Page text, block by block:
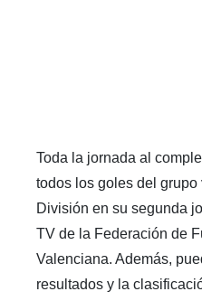
Toda la jornada al
todos los goles del grupo
División en su segunda
TV de la Federación de
Valenciana. Además,
resultados y la